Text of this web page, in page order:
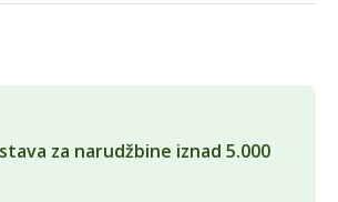
za narudžbine iznad 5.000